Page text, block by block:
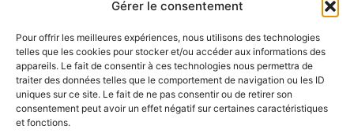
Gérer le consentement
Pour offrir les meilleures expériences, nous utilisons des technologies
telles que les cookies pour stocker et/ou accéder aux informations des
appareils. Le fait de consentir à ces technologies nous permettra de
traiter des données telles que le comportement de navigation ou les ID
uniques sur ce site. Le fait de ne pas consentir ou de retirer son
consentement peut avoir un effet négatif sur certaines caractéristiques
et fonctions.